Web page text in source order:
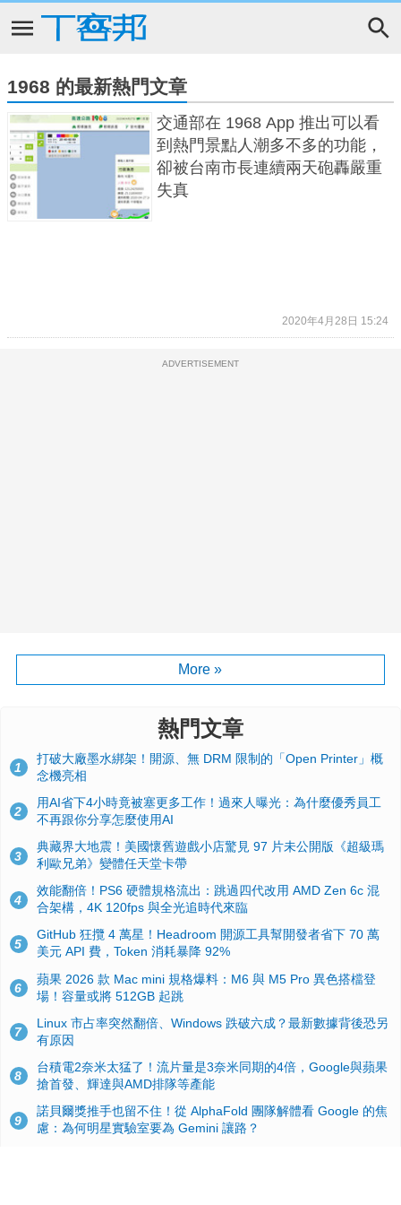
1968 的最新熱門文章
交通部在 1968 App 推出可以看
到熱門景點人潮多不多的功能，
卻被台南市長連續兩天砲轟嚴重
失真
2020年4月28日 15:24
ADVERTISEMENT
More »
熱門文章
1
打破大廠墨水綁架！開源、無 DRM 限制的「Open Printer」概
念機亮相
2
用AI省下4小時竟被塞更多工作！過來人曝光：為什麼優秀員工
不再跟你分享怎麼使用AI
3
典藏界大地震！美國懷舊遊戲小店驚見 97 片未公開版《超級瑪
利歐兄弟》變體任天堂卡帶
4
效能翻倍！PS6 硬體規格流出：跳過四代改用 AMD Zen 6c 混
合架構，4K 120fps 與全光追時代來臨
5
GitHub 狂攬 4 萬星！Headroom 開源工具幫開發者省下 70 萬
美元 API 費，Token 消耗暴降 92%
6
蘋果 2026 款 Mac mini 規格爆料：M6 與 M5 Pro 異色搭檔登
場！容量或將 512GB 起跳
7
Linux 市占率突然翻倍、Windows 跌破六成？最新數據背後恐另
有原因
8
台積電2奈米太猛了！流片量是3奈米同期的4倍，Google與蘋果
搶首發、輝達與AMD排隊等產能
9
諾貝爾獎推手也留不住！從 AlphaFold 團隊解體看 Google 的焦
慮：為何明星實驗室要為 Gemini 讓路？